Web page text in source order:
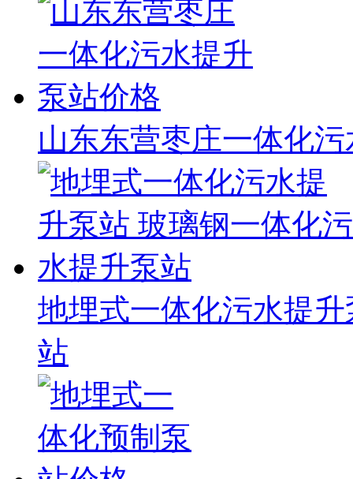
山东东营枣庄一体化
地埋式一体化污水提
站